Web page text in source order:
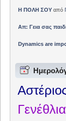
Η ΠΟΛΗ ΣΟΥαπό
Απ: Γεια σας
Dynamics are